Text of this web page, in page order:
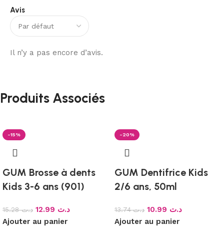
Avis
Il n’y a pas encore d’avis.
Produits Associés
-15%
GUM Brosse à dents
Kids 3-6 ans (901)
د.ت15.28 د.ت
Ajouter au panier
-20%
GUM Dentifrice Kids
2/6 ans, 50ml
د.ت13.74 د.ت
Ajouter au panier